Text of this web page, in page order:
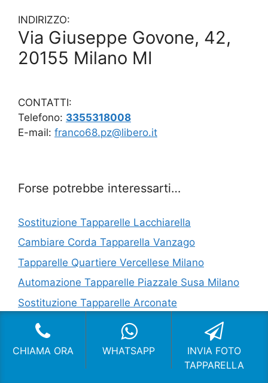
INDIRIZZO:
Via Giuseppe Govone, 42,
20155 Milano MI
CONTATTI:
Telefono: 3355318008
E-mail: franco68.pz@libero.it
Forse potrebbe interessarti…
Sostituzione Tapparelle Lacchiarella
Cambiare Corda Tapparella Vanzago
Tapparelle Quartiere Vercellese Milano
Automazione Tapparelle Piazzale Susa Milano
Sostituzione Tapparelle Arconate
Riparazione Tapparelle San Babila Milano
Sostituzione Motore Tapparella Viale Corsica
Milano
CHIAMA ORA WHATSAPP
INVIA FOTO
TAPPARELLA